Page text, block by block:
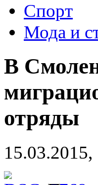
Спорт
Мода и
В
отряды
15.03.2015,